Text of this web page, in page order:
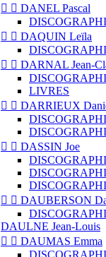
  DANEL Pascal
  DAQUIN Leïla
  DARNAL Jean-
LIVRES
  DARRIEUX
  DASSIN Joe
  DAUBERSON
DAULNE Jean-Louis
  DAUMAS Emma